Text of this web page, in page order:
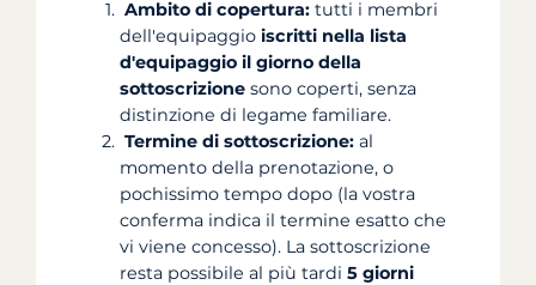
Ambito di copertura: tutti i membri
dell'equipaggio iscritti nella lista
d'equipaggio il giorno della
sottoscrizione sono coperti, senza
distinzione di legame familiare.
Termine di sottoscrizione: al
momento della prenotazione, o
pochissimo tempo dopo (la vostra
conferma indica il termine esatto che
vi viene concesso). La sottoscrizione
resta possibile al più tardi 5 giorni